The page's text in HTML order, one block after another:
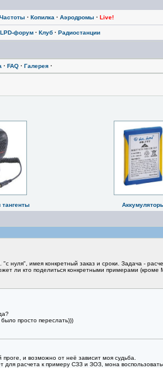
Частоты · Копилка · Аэродромы · Live!
LPD-форум· Клуб· Радиостанции
· FAQ· Галерея·
нуля", имея конкретный заказ и сроки. Задача -
ли кто поделиться конкретными примерами
просто переслать)))
и возможно от неё зависит моя судьба.
для расчета к примеру СЗЗ и ЗОЗ, мона